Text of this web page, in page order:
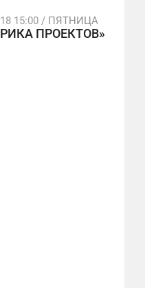
15:00 / ПЯТНИЦА
ПРОЕКТОВ»